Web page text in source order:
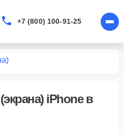
+7 (800) 100-91-25
iPhone в